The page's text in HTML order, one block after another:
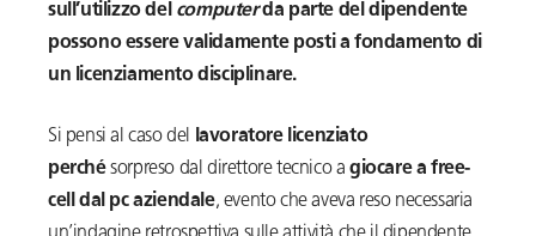
sull’utilizzo del computerda parte del dipendente
possono essere validamente posti a fondamento di
un licenziamento disciplinare.
Si pensi al caso del
lavoratore licenziato
perchésorpreso dal direttore tecnico agiocare a free-
cell dal pc aziendale, evento che aveva reso necessaria